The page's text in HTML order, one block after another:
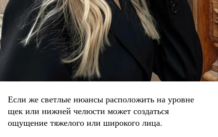
Если же светлые нюансы расположить на уровне
щек или нижней челюсти может создаться
ощущение тяжелого или широкого лица.